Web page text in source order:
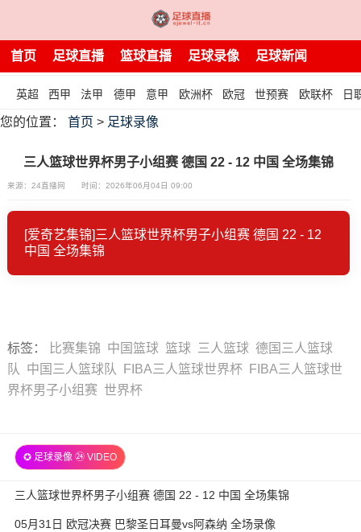
首页 足球直播 篮球直播 足球录像 足球新闻
英超 西甲 法甲 德甲 意甲 欧洲杯 欧冠 世预赛 欧联杯 日
您的位置： 首页 > 足球录像
三人篮球世界杯男子小组赛 德国 22 - 12 中国 全场集锦
来源：24直播网 时间：2026年06月04日 09:00
[爱奇艺集锦]三人篮球世界杯男子小组赛 德国 22 - 12
中国 全场集锦
标签 ： 比赛集锦 中国篮球 篮球 三人篮球 德国三人篮球
队
中国三人篮球队 FIBA三人篮球世界杯
FIBA三人篮球世
界杯男子小组赛 世界杯
✪ 足球录像 ㉔ VIDEO
三人篮球世界杯男子小组赛 德国 22 - 12 中国 全场集锦
05月31日 欧冠决赛 巴黎圣日耳曼vs阿森纳 全场录像